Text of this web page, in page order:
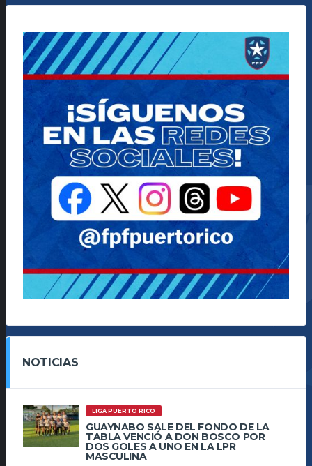
NOTICIAS
LIGA PUERTO RICO
GUAYNABO SALE DEL FONDO DE LA
TABLA VENCIÓ A DON BOSCO POR
DOS GOLES A UNO EN LA LPR
MASCULINA